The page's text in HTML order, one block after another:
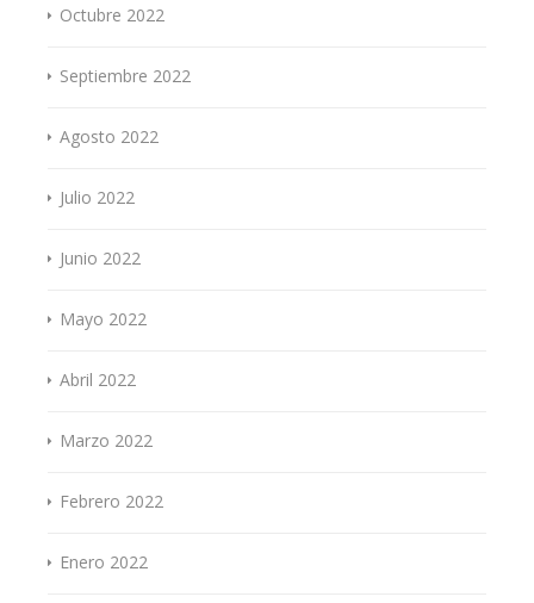
Octubre 2022
Septiembre 2022
Agosto 2022
Julio 2022
Junio 2022
Mayo 2022
Abril 2022
Marzo 2022
Febrero 2022
Enero 2022